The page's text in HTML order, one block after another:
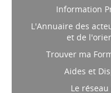
Information
L'Annuaire des
et de
Trouver ma
Aides et
Le